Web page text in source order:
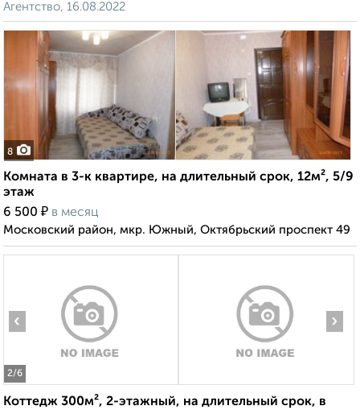
Агентство, 16.08.2022
8
Комната в 3-к квартире, на длительный срок, 12м², 5/9
этаж
6 500 ₽ в месяц
Московский район, мкр. Южный, Октябрьский проспект 49
2/6
‹ ›
Коттедж 300м², 2-этажный, на длительный срок, в